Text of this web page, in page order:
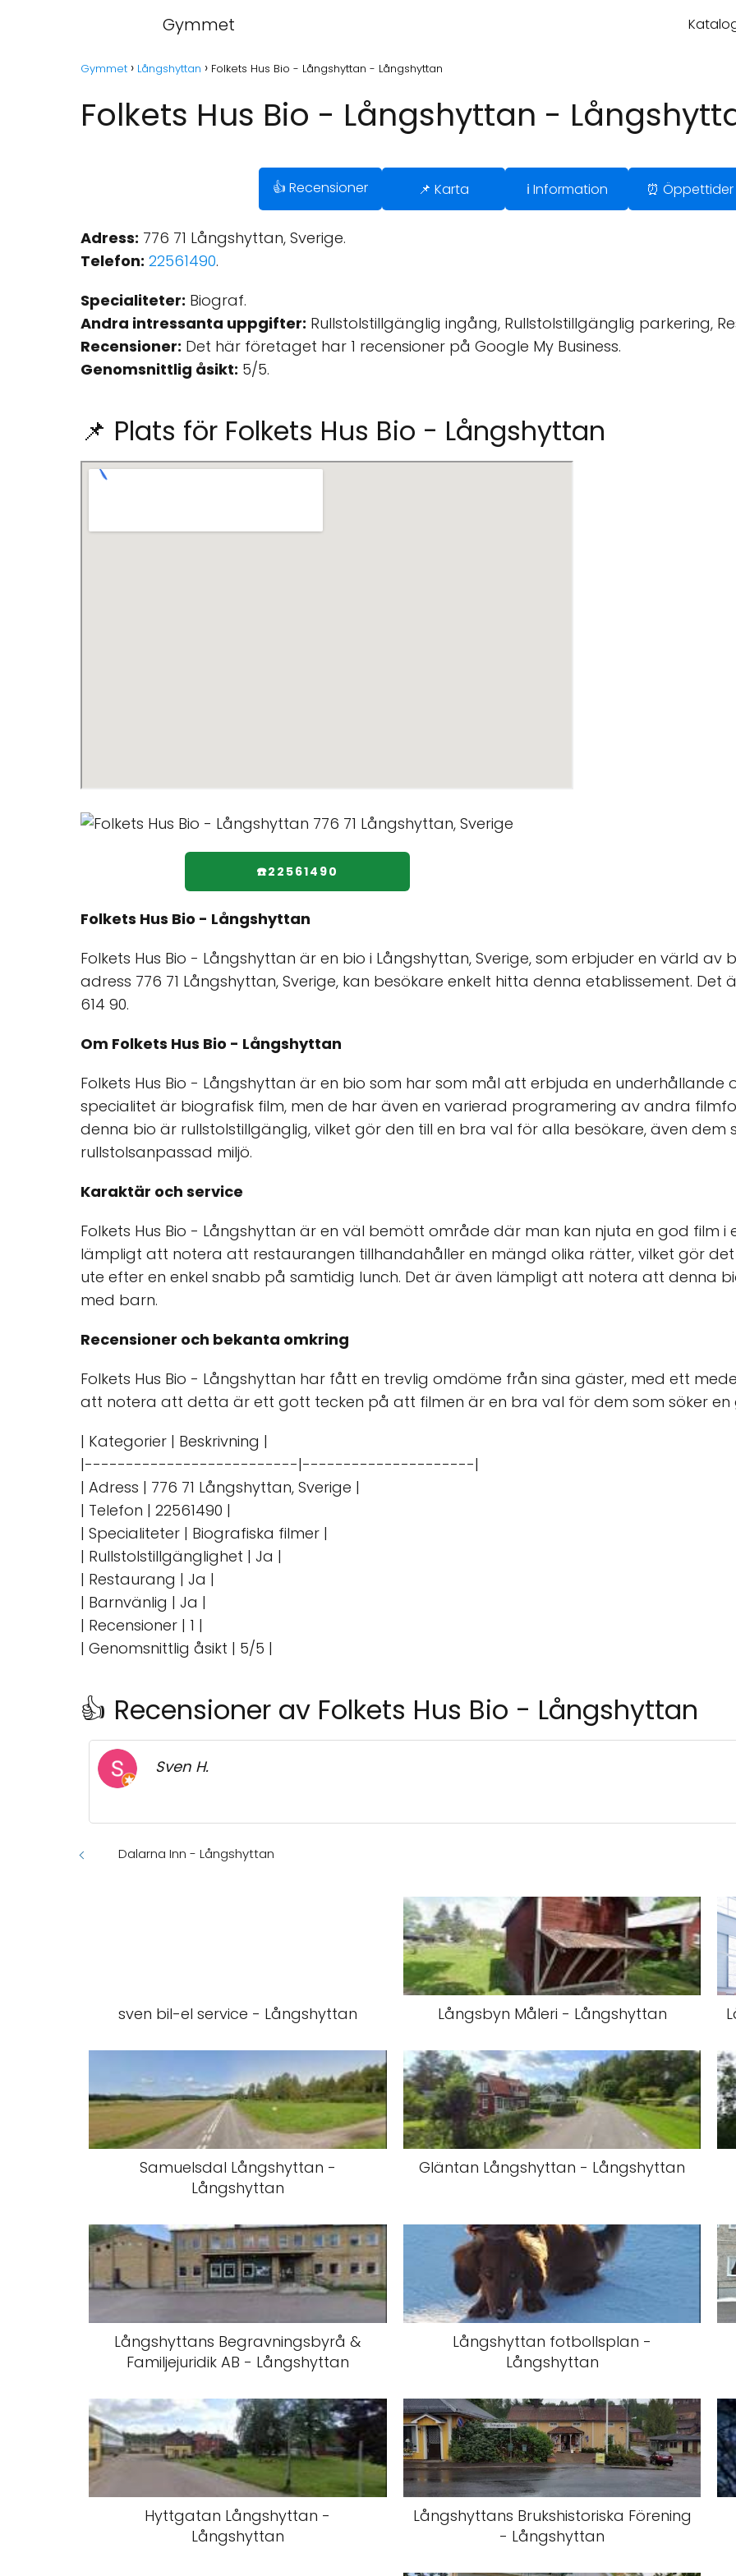
Gymmet
Gymmet Långshyttan Folkets Hus Bio - Långshyttan - Långshyttan
Folkets Hus Bio - Långshyttan -
👍 Recensioner 📌 Karta ℹ️ Information ⏰ Öppettider
Adress: 776 71 Långshyttan, Sverige.
Telefon: 22561490.
Specialiteter: Biograf.
Andra intressanta uppgifter: Rullstolstillgänglig ingång, Rullstolstillgänglig parkering,
Recensioner: Det här företaget har 1 recensioner på Google My Business.
Genomsnittlig åsikt: 5/5.
📌 Plats för Folkets Hus Bio - Långshyttan
☎️22561490
Folkets Hus Bio - Långshyttan
Folkets Hus Bio - Långshyttan är en bio i Långshyttan, Sverige, som erbjuder en värld av
adress 776 71 Långshyttan, Sverige, kan besökare enkelt hitta denna etablissement.
614 90.
Om Folkets Hus Bio - Långshyttan
Folkets Hus Bio - Långshyttan är en bio som har som mål att erbjuda en
specialitet är biografisk film, men de har även en varierad programering av andra
denna bio är rullstolstillgänglig, vilket gör den till en bra val för alla besökare, även dem
rullstolsanpassad miljö.
Karaktär och service
Folkets Hus Bio - Långshyttan är en väl bemött område där man kan njuta en god film
lämpligt att notera att restaurangen tillhandahåller en mängd olika rätter, vilket gör
ute efter en enkel snabb på samtidig lunch. Det är även lämpligt att notera att denna
med barn.
Recensioner och bekanta omkring
Folkets Hus Bio - Långshyttan har fått en trevlig omdöme från sina gäster, med ett
att notera att detta är ett gott tecken på att filmen är en bra val för dem som söker en
| Kategorier | Beskrivning |
|--------------------------|---------------------|
| Adress | 776 71 Långshyttan, Sverige |
| Telefon | 22561490 |
| Specialiteter | Biografiska filmer |
| Rullstolstillgänglighet | Ja |
| Restaurang | Ja |
| Barnvänlig | Ja |
| Recensioner | 1 |
| Genomsnittlig åsikt | 5/5 |
👍 Recensioner av Folkets Hus Bio - Långshyttan
Sven H.
Dalarna Inn - Långshyttan
sven bil-el service - Långshyttan Långsbyn Måleri - Långshyttan
Samuelsdal Långshyttan -
Långshyttan
Gläntan Långshyttan - Långshyttan
Långshyttans Begravningsbyrå &
Familjejuridik AB - Långshyttan
Långshyttan fotbollsplan -
Långshyttan
Hyttgatan Långshyttan -
Långshyttan
Långshyttans Brukshistoriska Förening
- Långshyttan